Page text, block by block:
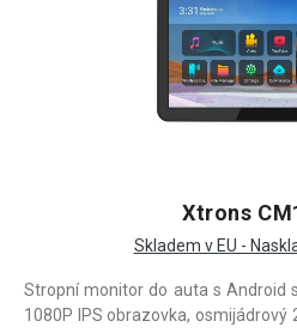
Xtrons
Skladem v EU -
Stropní monitor do auta s Android
1080P IPS obrazovka, osmijádrový